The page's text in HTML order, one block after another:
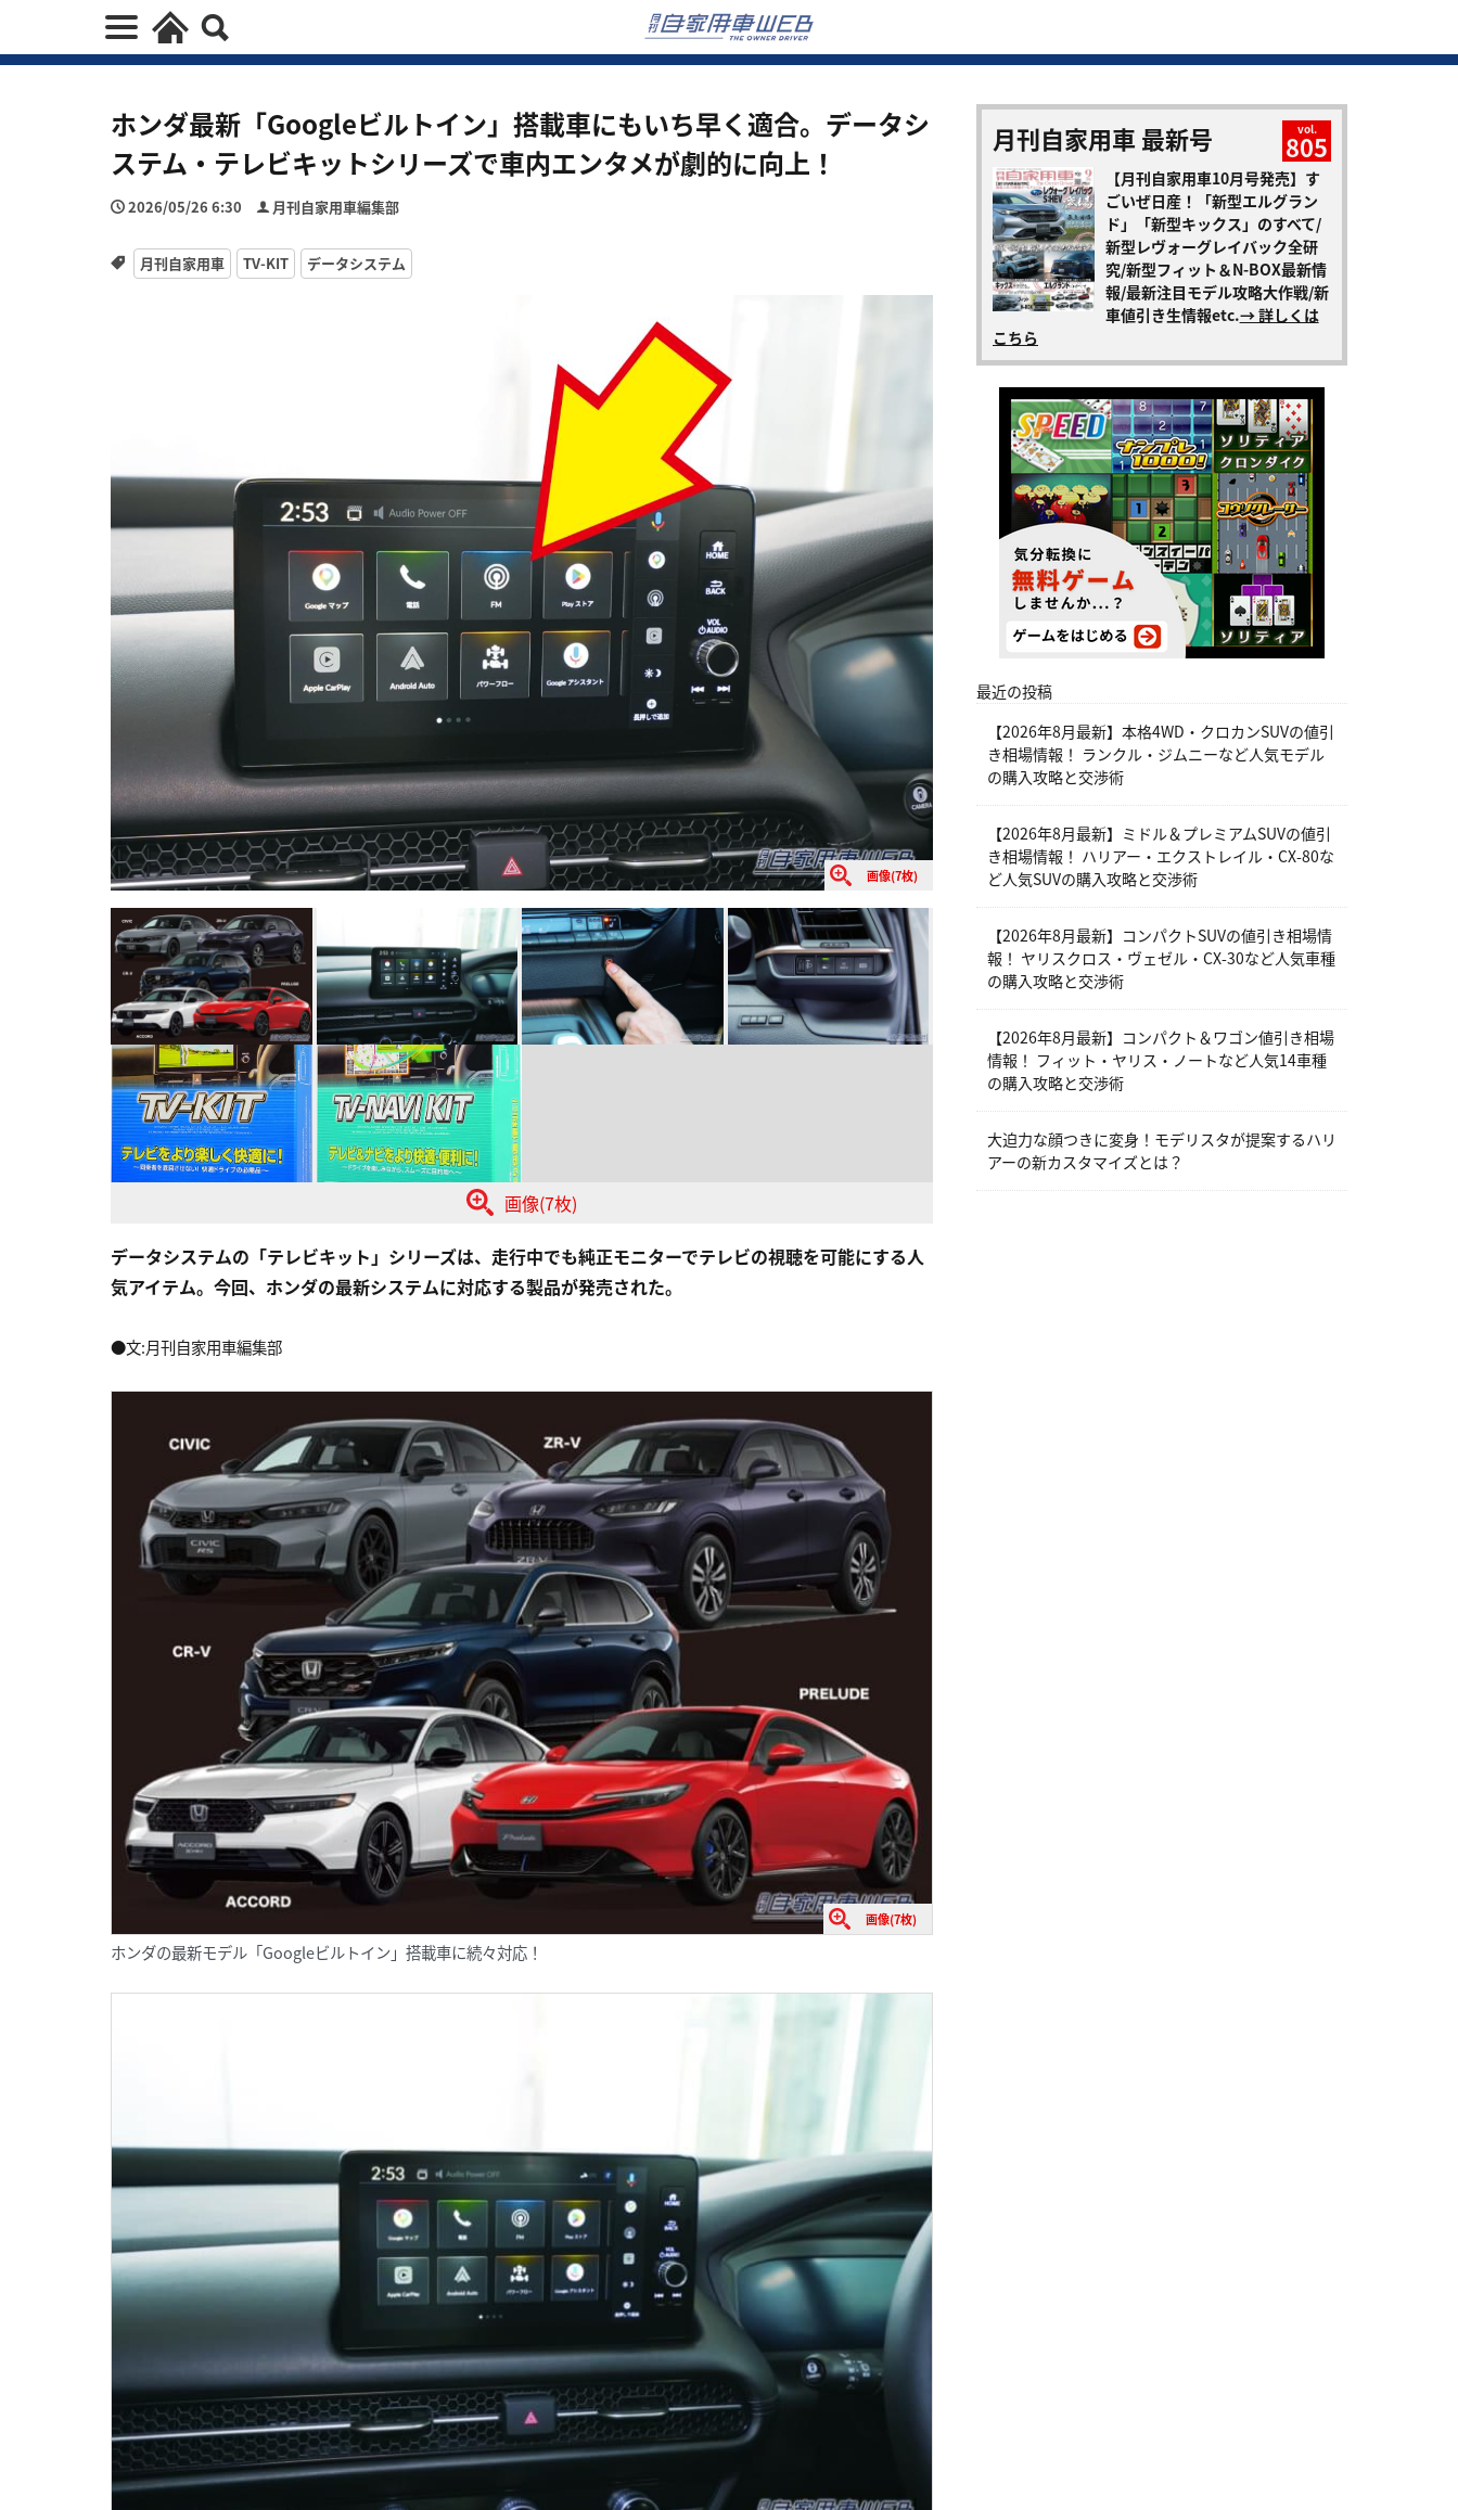
ホンダ最新「Googleビルトイン」搭載車にもいち早く適合。データシ
ステム・テレビキットシリーズで車内エンタメが劇的に向上！
2026/05/26 6:30 月刊自家用車編集部
月刊自家用車 TV-KIT データシステム
画像(7枚)
画像(7枚)
データシステムの「テレビキット」シリーズは、走行中でも純正モニターでテレビの視聴を可能にする人
気アイテム。今回、ホンダの最新システムに対応する製品が発売された。
●文:月刊自家用車編集部
画像(7枚)
ホンダの最新モデル「Googleビルトイン」搭載車に続々対応！
月刊自家用車 最新号 vol.
805
【月刊自家用車10月号発売】す
ごいぜ日産！「新型エルグラン
ド」「新型キックス」のすべて/
新型レヴォーグレイバック全研
究/新型フィット＆N-BOX最新情
報/最新注目モデル攻略大作戦/新
車値引き生情報etc.→ 詳しくは
こちら
最近の投稿
【2026年8月最新】本格4WD・クロカンSUVの値引
き相場情報！ ランクル・ジムニーなど人気モデル
の購入攻略と交渉術
【2026年8月最新】ミドル＆プレミアムSUVの値引
き相場情報！ ハリアー・エクストレイル・CX-80な
ど人気SUVの購入攻略と交渉術
【2026年8月最新】コンパクトSUVの値引き相場情
報！ ヤリスクロス・ヴェゼル・CX-30など人気車種
の購入攻略と交渉術
【2026年8月最新】コンパクト＆ワゴン値引き相場
情報！ フィット・ヤリス・ノートなど人気14車種
の購入攻略と交渉術
大迫力な顔つきに変身！モデリスタが提案するハリ
アーの新カスタマイズとは？